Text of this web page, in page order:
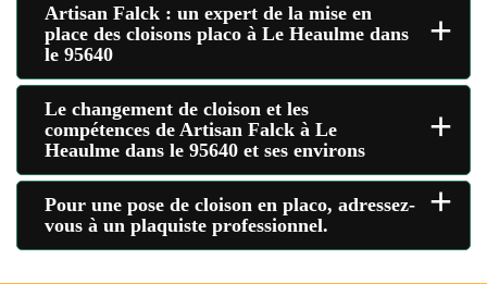
Artisan Falck : un expert de la mise en
place des cloisons placo à Le Heaulme dans
le 95640
+
Le changement de cloison et les
compétences de Artisan Falck à Le
Heaulme dans le 95640 et ses environs
+
Pour une pose de cloison en placo, adressez-
vous à un plaquiste professionnel.
+